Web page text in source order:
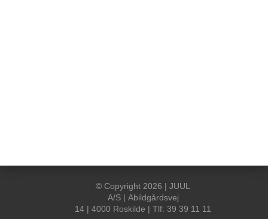
© Copyright 2026 | JUUL
A/S | Abildgårdsvej
14 | 4000 Roskilde | Tlf: 39 39 11 11